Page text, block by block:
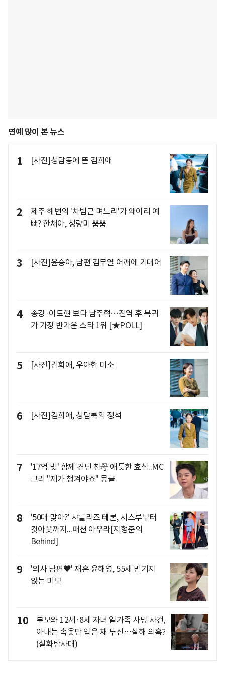
연예 많이 본 뉴스
1 [사진]청담동에 뜬 김희애
2
제주 해변의 '차범근 며느리'가 왜이리 예
뻐? 한채아, 청량미 뿜뿜
3 [사진]윤승아, 남편 김무열 어깨에 기대어
4
송강·이도현 보다 남주혁…전역 후 복귀
가 가장 반가운 스타 1위 [★POLL]
5 [사진]김희애, 우아한 미소
6 [사진]김희애, 청담룩의 정석
7
'17억 빚' 함께 견딘 친母 애틋한 효심..MC
그리 "제가 챙겨야죠" 뭉클
8
'50대 맞아?' 샤를리즈 테론, 시스루부터
컷아웃까지...패션 아우라[지형준의
Behind]
9
'의사 남편♥' 재혼 윤해영, 55세 믿기지
않는 미모
10
부모와 12세·8세 자녀 일가족 사망 사건,
아내는 속옷만 입은 채 투신…살해 의혹?
(실화탐사대)